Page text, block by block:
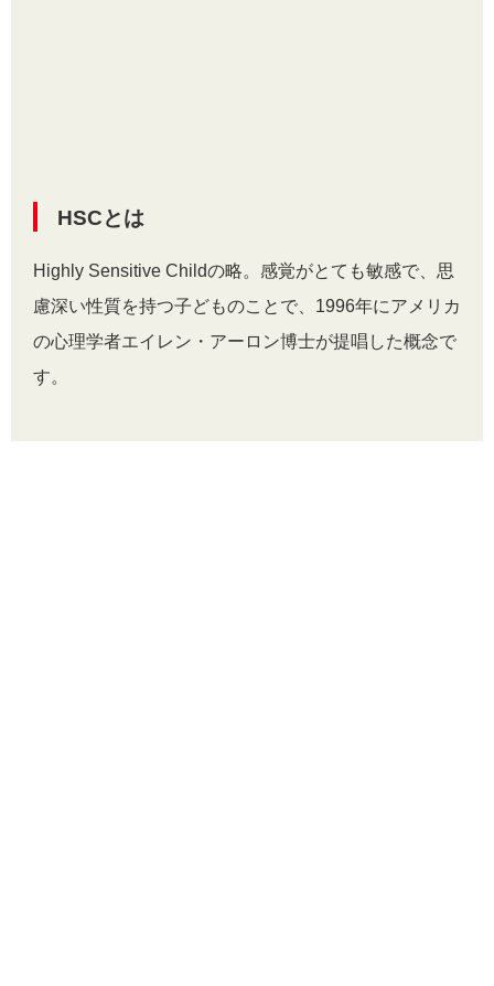
HSCとは
Highly Sensitive Childの略。感覚がとても敏感で、思
慮深い性質を持つ子どものことで、1996年にアメリカ
の心理学者エイレン・アーロン博士が提唱した概念で
す。